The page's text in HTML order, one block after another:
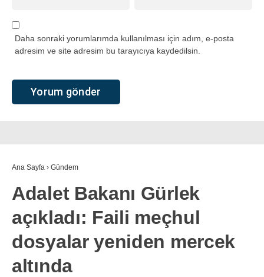
Daha sonraki yorumlarımda kullanılması için adım, e-posta
adresim ve site adresim bu tarayıcıya kaydedilsin.
Ana Sayfa › Gündem
Adalet Bakanı Gürlek
açıkladı: Faili meçhul
dosyalar yeniden mercek
altında